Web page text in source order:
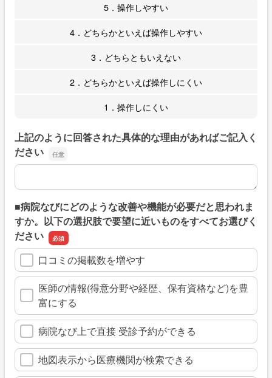
5．操作しやすい
4．どちらかといえば操作しやすい
3．どちらともいえない
2．どちらかといえば操作しにくい
1．操作しにくい
上記のように回答された具体的な理由があればご記入く
ださい
上記のように回答された具体的な理由があればご記入くだ
■病院なびにどのような改善や機能が必要だと思われま
すか。以下の選択肢で要望に近いものをすべてお選びく
ださい
口コミの掲載数を増やす
医師の情報(得意分野や経歴、保有資格など)を豊
富にする
病院なび上で直接 受診予約ができる
地図表示から医療機関が検索できる